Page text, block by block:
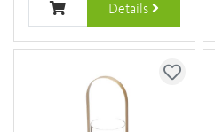
Details